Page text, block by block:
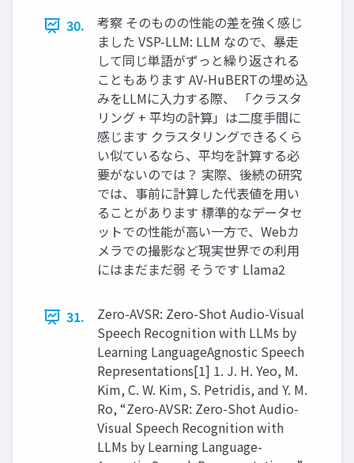
30.
考察 そのものの性能の差を強く感じ
ました VSP-LLM: LLM なので、暴走
して同じ単語がずっと繰り返される
こともあります AV-HuBERTの埋め込
みをLLMに入力する際、 「クラスタ
リング + 平均の計算」は二度手間に
感じます クラスタリングできるくら
い似ているなら、平均を計算する必
要がないのでは？ 実際、後続の研究
では、事前に計算した代表値を用い
ることがあります 標準的なデータセ
ットでの性能が高い一方で、Webカ
メラでの撮影など現実世界での利用
にはまだまだ弱 そうです Llama2
31.
Zero-AVSR: Zero-Shot Audio-Visual
Speech Recognition with LLMs by
Learning LanguageAgnostic Speech
Representations[1] 1. J. H. Yeo, M.
Kim, C. W. Kim, S. Petridis, and Y. M.
Ro, “Zero-AVSR: Zero-Shot Audio-
Visual Speech Recognition with
LLMs by Learning Language-